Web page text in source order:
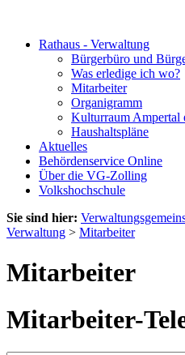
Rathaus - Verwaltung
Bürgerbüro und
Was erledige ich wo?
Mitarbeiter
Organigramm
Kulturraum Ampertal
Haushaltspläne
Aktuelles
Behördenservice Online
Über die VG-Zolling
Volkshochschule
Sie sind hier:
Verwaltung > Mitarbeiter
Mitarbeiter
Mitarbeiter-